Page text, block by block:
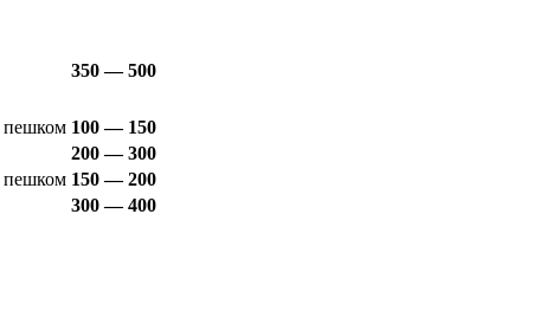
350 — 500
пешком 100 — 150
200 — 300
пешком 150 — 200
300 — 400